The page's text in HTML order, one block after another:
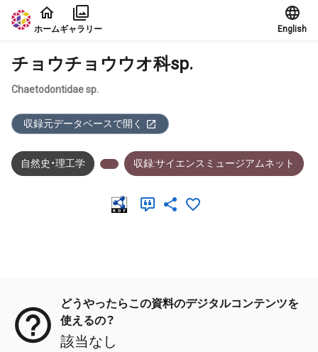
本文に飛ぶ
ホームギャラリー English
チョウチョウウオ科sp.
Chaetodontidae sp.
収録元データベースで開く
自然史・理工学 収録:サイエンスミュージアムネット
どうやったらこの資料のデジタルコンテンツを
使えるの？
該当なし